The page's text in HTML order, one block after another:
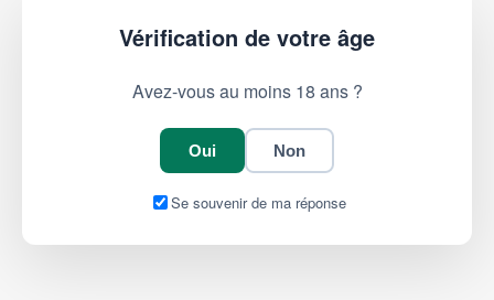
Vérification de votre âge
Avez-vous au moins 18 ans ?
Oui Non
Se souvenir de ma réponse